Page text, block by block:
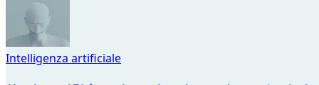
Intelligenza artificiale